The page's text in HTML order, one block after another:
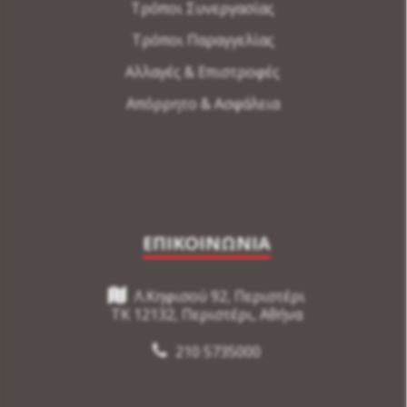
Τρόποι Συνεργασίας
Τρόποι Παραγγελίας
Αλλαγές & Επιστροφές
Απόρρητο & Ασφάλεια
ΕΠΙΚΟΙΝΩΝΙΑ
Λ.Κηφισού 92, Περιστέρι
TK 12132, Περιστέρι, Αθήνα
210 5735000